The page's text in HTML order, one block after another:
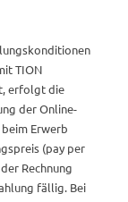
TION
erfolgt die
der Online-
Erwerb
(pay per
Rechnung
fällig. Bei